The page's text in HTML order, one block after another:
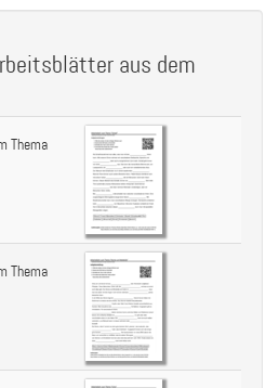
aus dem
Thema
Thema